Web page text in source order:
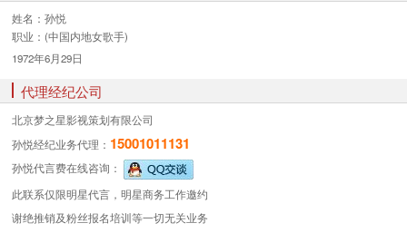
姓名： 孙悦
职业： (中国内地女歌手)
1972年6月29日
代理经纪公司
北京梦之星影视策划有限公司
孙悦经纪业务代理： 15001011131
孙悦代言费在线咨询：
此联系仅限明星代言，明星商务工作邀约
谢绝推销及粉丝报名培训等一切无关业务